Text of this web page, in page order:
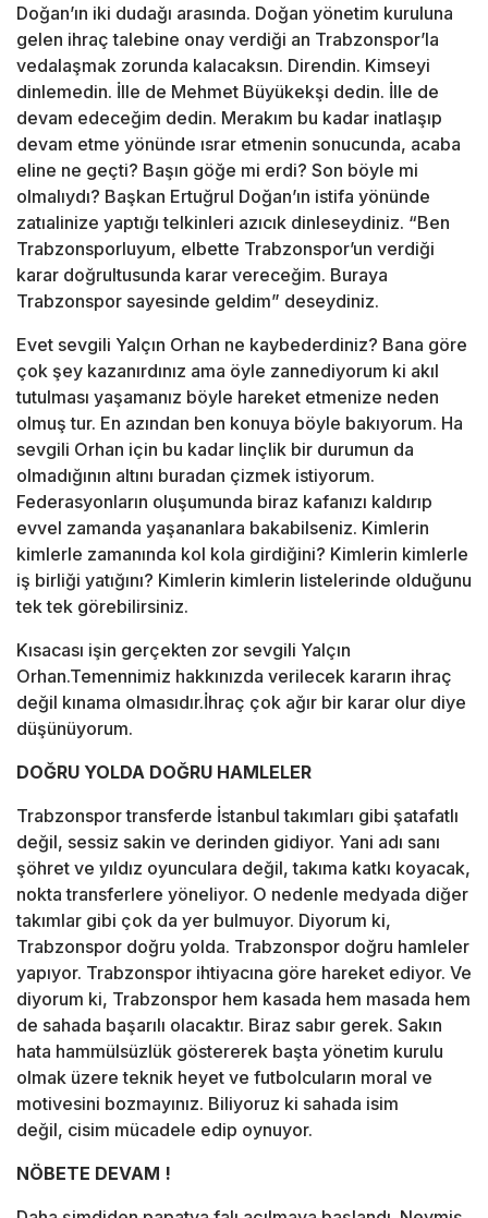
Doğan’ın iki dudağı arasında. Doğan yönetim kuruluna
gelen ihraç talebine onay verdiği an Trabzonspor’la
vedalaşmak zorunda kalacaksın. Direndin. Kimseyi
dinlemedin. İlle de Mehmet Büyükekşi dedin. İlle de
devam edeceğim dedin. Merakım bu kadar inatlaşıp
devam etme yönünde ısrar etmenin sonucunda, acaba
eline ne geçti? Başın göğe mi erdi? Son böyle mi
olmalıydı? Başkan Ertuğrul Doğan’ın istifa yönünde
zatıalinize yaptığı telkinleri azıcık dinleseydiniz. “Ben
Trabzonsporluyum, elbette Trabzonspor’un verdiği
karar doğrultusunda karar vereceğim. Buraya
Trabzonspor sayesinde geldim” deseydiniz.
Evet sevgili Yalçın Orhan ne kaybederdiniz? Bana göre
çok şey kazanırdınız ama öyle zannediyorum ki akıl
tutulması yaşamanız böyle hareket etmenize neden
olmuş tur. En azından ben konuya böyle bakıyorum. Ha
sevgili Orhan için bu kadar linçlik bir durumun da
olmadığının altını buradan çizmek istiyorum.
Federasyonların oluşumunda biraz kafanızı kaldırıp
evvel zamanda yaşananlara bakabilseniz. Kimlerin
kimlerle zamanında kol kola girdiğini? Kimlerin kimlerle
iş birliği yatığını? Kimlerin kimlerin listelerinde olduğunu
tek tek görebilirsiniz.
Kısacası işin gerçekten zor sevgili Yalçın
Orhan.Temennimiz hakkınızda verilecek kararın ihraç
değil kınama olmasıdır.İhraç çok ağır bir karar olur diye
düşünüyorum.
DOĞRU YOLDA DOĞRU HAMLELER
Trabzonspor transferde İstanbul takımları gibi şatafatlı
değil, sessiz sakin ve derinden gidiyor. Yani adı sanı
şöhret ve yıldız oyunculara değil, takıma katkı koyacak,
nokta transferlere yöneliyor. O nedenle medyada diğer
takımlar gibi çok da yer bulmuyor. Diyorum ki,
Trabzonspor doğru yolda. Trabzonspor doğru hamleler
yapıyor. Trabzonspor ihtiyacına göre hareket ediyor. Ve
diyorum ki, Trabzonspor hem kasada hem masada hem
de sahada başarılı olacaktır. Biraz sabır gerek. Sakın
hata hammülsüzlük göstererek başta yönetim kurulu
olmak üzere teknik heyet ve futbolcuların moral ve
motivesini bozmayınız. Biliyoruz ki sahada isim
değil, cisim mücadele edip oynuyor.
NÖBETE DEVAM !